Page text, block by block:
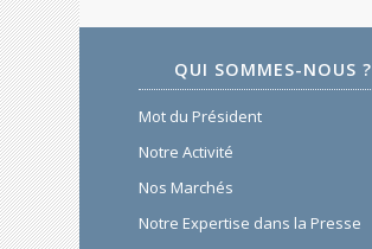
QUI SOMMES-NOUS ?
Mot du Président
Notre Activité
Nos Marchés
Notre Expertise dans la Presse